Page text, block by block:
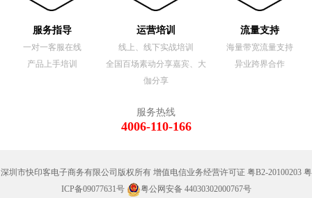
服务指导
一对一客服在线
产品上手培训
运营培训
线上、线下实战培训
全国百场素动分享嘉宾、大
伽分享
流量支持
海量带宽流量支持
异业跨界合作
服务热线
4006-110-166
深圳市快印客电子商务有限公司版权所有 增值电信业务经营许可证 粤B2-20100203 粤
ICP备09077631号
粤公网安备 44030302000767号